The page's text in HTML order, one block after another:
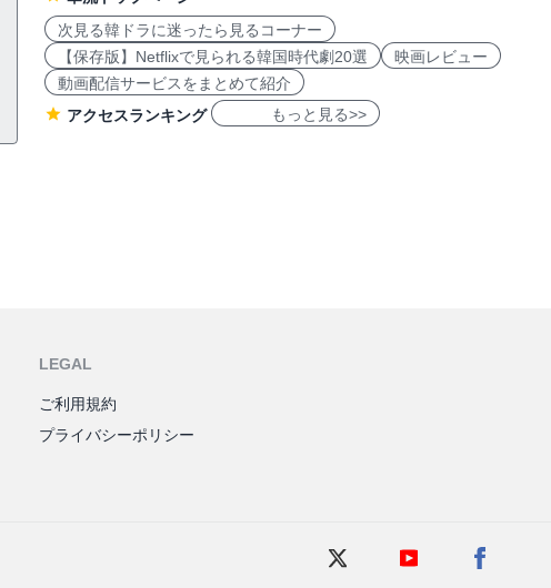
次見る韓ドラに迷ったら見るコーナー
【保存版】Netflixで見られる韓国時代劇20選
映画レビュー
動画配信サービスをまとめて紹介
アクセスランキング
もっと見る>>
LEGAL
ご利用規約
プライバシーポリシー